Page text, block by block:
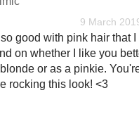
9 March
good with pink hair that I
on whether I like you
or as a pinkie.
rocking this look! <3